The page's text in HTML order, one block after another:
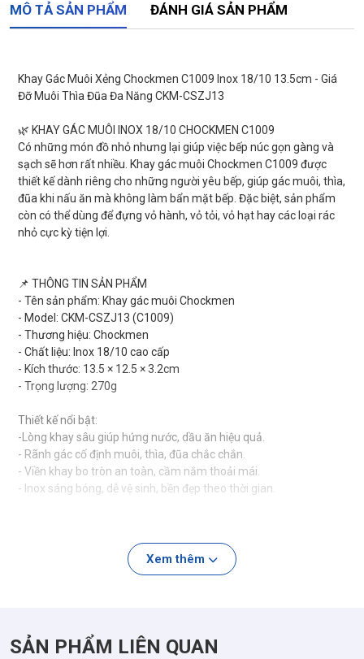
MÔ TẢ SẢN PHẨM ĐÁNH GIÁ SẢN PHẨM
Khay Gác Muôi Xẻng Chockmen C1009 Inox 18/10 13.5cm - Giá
Đỡ Muôi Thìa Đũa Đa Năng CKM-CSZJ13
🌿 KHAY GÁC MUÔI INOX 18/10 CHOCKMEN C1009
Có những món đồ nhỏ nhưng lại giúp việc bếp núc gọn gàng và
sạch sẽ hơn rất nhiều. Khay gác muôi Chockmen C1009 được
thiết kế dành riêng cho những người yêu bếp, giúp gác muôi, thìa,
đũa khi nấu ăn mà không làm bẩn mặt bếp. Đặc biệt, sản phẩm
còn có thể dùng để đựng vỏ hành, vỏ tỏi, vỏ hạt hay các loại rác
nhỏ cực kỳ tiện lợi.
📌 THÔNG TIN SẢN PHẨM
- Tên sản phẩm: Khay gác muôi Chockmen
- Model: CKM-CSZJ13 (C1009)
- Thương hiệu: Chockmen
- Chất liệu: Inox 18/10 cao cấp
- Kích thước: 13.5 × 12.5 × 3.2cm
- Trọng lượng: 270g
Thiết kế nổi bật:
-Lòng khay sâu giúp hứng nước, dầu ăn hiệu quả.
- Rãnh gác cố định muôi, thìa, đũa chắc chắn.
- Viền khay bo tròn an toàn, cầm nắm thoải mái.
- Inox sáng bóng, dễ vệ sinh, bền đẹp theo thời gian.
✅ Lòng khay sâu giúp hứng nước và dầu thừa, giữ mặt bếp luôn
✅ Bề mặt inox sáng bóng, hạn chế bám bẩn, vệ sinh nhanh sau
Xem thêm
SẢN PHẨM LIÊN QUAN